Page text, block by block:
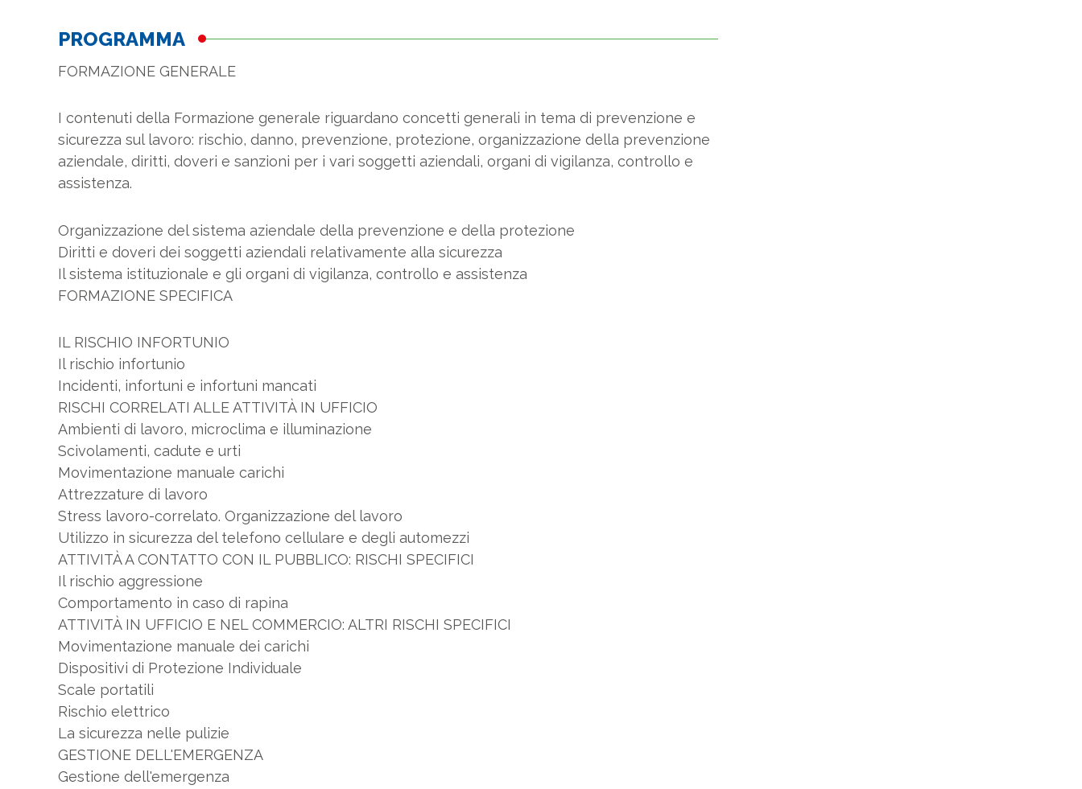
PROGRAMMA
FORMAZIONE GENERALE
I contenuti della Formazione generale riguardano concetti generali in tema di prevenzione e
sicurezza sul lavoro: rischio, danno, prevenzione, protezione, organizzazione della prevenzione
aziendale, diritti, doveri e sanzioni per i vari soggetti aziendali, organi di vigilanza, controllo e
assistenza.
Organizzazione del sistema aziendale della prevenzione e della protezione
Diritti e doveri dei soggetti aziendali relativamente alla sicurezza
Il sistema istituzionale e gli organi di vigilanza, controllo e assistenza
FORMAZIONE SPECIFICA
IL RISCHIO INFORTUNIO
Il rischio infortunio
Incidenti, infortuni e infortuni mancati
RISCHI CORRELATI ALLE ATTIVITÀ IN UFFICIO
Ambienti di lavoro, microclima e illuminazione
Scivolamenti, cadute e urti
Movimentazione manuale carichi
Attrezzature di lavoro
Stress lavoro-correlato. Organizzazione del lavoro
Utilizzo in sicurezza del telefono cellulare e degli automezzi
ATTIVITÀ A CONTATTO CON IL PUBBLICO: RISCHI SPECIFICI
Il rischio aggressione
Comportamento in caso di rapina
ATTIVITÀ IN UFFICIO E NEL COMMERCIO: ALTRI RISCHI SPECIFICI
Movimentazione manuale dei carichi
Dispositivi di Protezione Individuale
Scale portatili
Rischio elettrico
La sicurezza nelle pulizie
GESTIONE DELL'EMERGENZA
Gestione dell'emergenza